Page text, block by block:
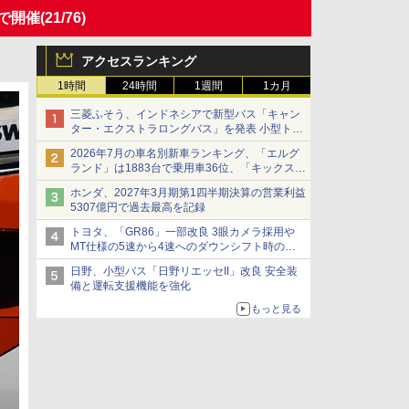
開催(21/76)
アクセスランキング
1時間 24時間 1週間 1カ月
三菱ふそう、インドネシアで新型バス「キャン
ター・エクストラロングバス」を発表 小型トラ
ックベースの観光・旅客輸送向けバス
2026年7月の車名別新車ランキング、「エルグ
ランド」は1883台で乗用車36位、「キックス」
は2591台で27位に
ホンダ、2027年3月期第1四半期決算の営業利益
5307億円で過去最高を記録
トヨタ、「GR86」一部改良 3眼カメラ採用や
MT仕様の5速から4速へのダウンシフト時の操
作性向上など
日野、小型バス「日野リエッセII」改良 安全装
備と運転支援機能を強化
もっと見る